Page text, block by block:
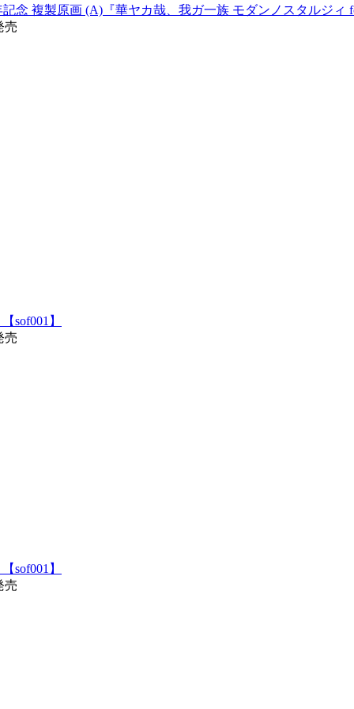
念 複製原画 (A)『華ヤカ哉、我ガ一族 モダンノスタルジィ
売
sof001】
売
sof001】
売